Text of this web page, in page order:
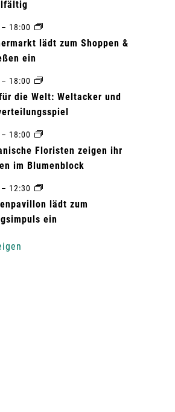
– 18:00
lädt zum Shoppen &
ein
– 18:00
die Welt: Weltacker und
– 18:00
Floristen zeigen ihr
im Blumenblock
– 12:30
lädt zum
ein